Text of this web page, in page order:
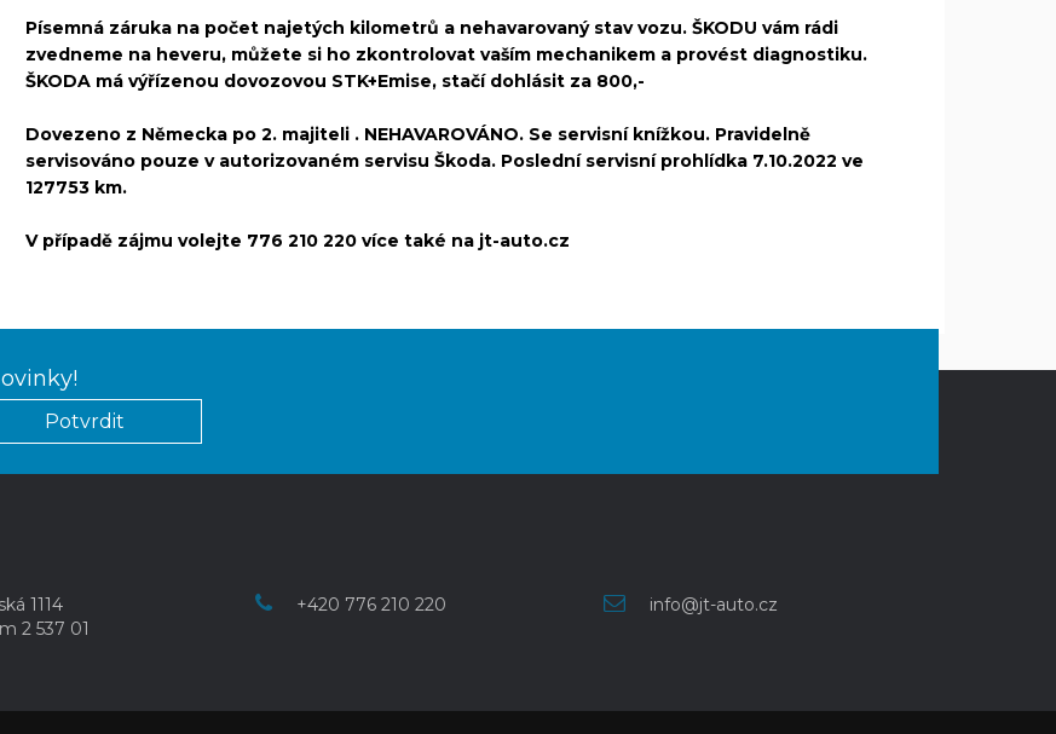
Písemná záruka na počet najetých kilometrů a nehavarovaný stav vozu. ŠKODU vám rádi
zvedneme na heveru, můžete si ho zkontrolovat vaším mechanikem a provést diagnostiku.
ŠKODA má výřízenou dovozovou STK+Emise, stačí dohlásit za 800,-
Dovezeno z Německa po 2. majiteli . NEHAVAROVÁNO. Se servisní knížkou. Pravidelně
servisováno pouze v autorizovaném servisu Škoda. Poslední servisní prohlídka 7.10.2022 ve
127753 km.
V případě zájmu volejte 776 210 220 více také na jt-auto.cz
1114
2 537 01
+420 776 210 220 info@jt-auto.cz